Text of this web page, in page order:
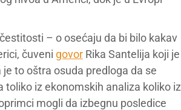
– o osećaju da bi bilo kakav
čuveni govor Rika Santelija koji je
to oštra osuda predloga da se
toliko iz ekonomskih analiza koliko iz
mogli da izbegnu posledice